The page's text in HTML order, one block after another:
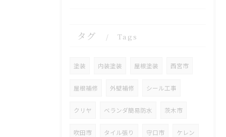
タグ Tags
塗装 内装塗装 屋根塗装 西宮市
屋根補修 外壁補修 シール工事
クリヤ ベランダ簡易防水 茨木市
吹田市 タイル張り 守口市 ケレン